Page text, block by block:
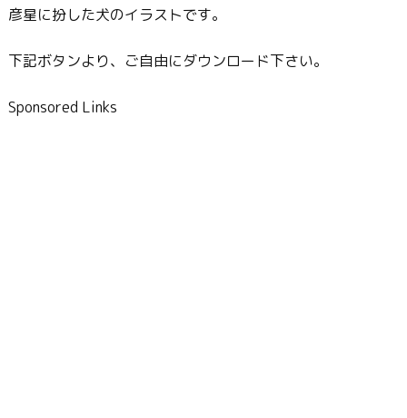
彦星に扮した犬のイラストです。
下記ボタンより、ご自由にダウンロード下さい。
Sponsored Links